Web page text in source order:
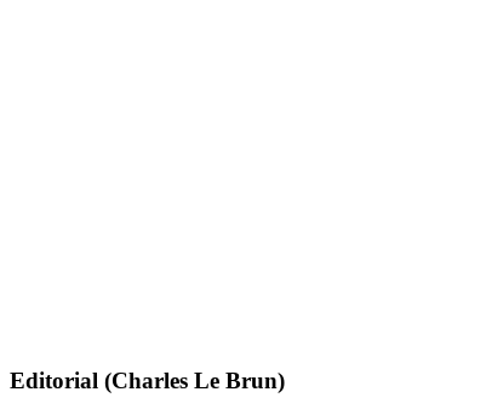
Editorial (Charles Le Brun)